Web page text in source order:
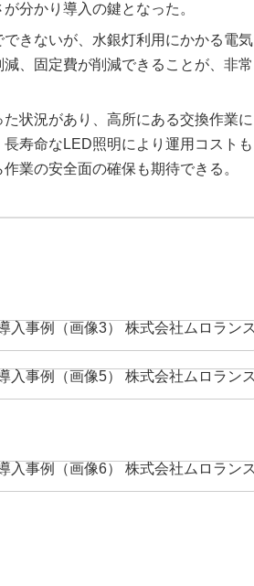
分かり導入の鍵となった。
きないが、水銀灯利用にかかる電気
、固定費が削減できることが、非常
状況があり、高所にある交換作業に
寿命なLED照明により運用コストも
業の安全面の確保も期待できる。